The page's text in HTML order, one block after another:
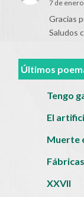
7 de
Gracias
Saludos
Últimos
Tengo
El
Muerte
XXVII